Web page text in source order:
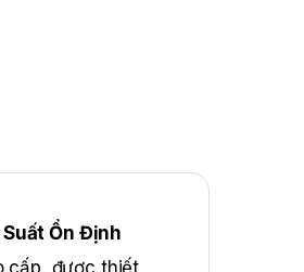
Suất Ổn Định